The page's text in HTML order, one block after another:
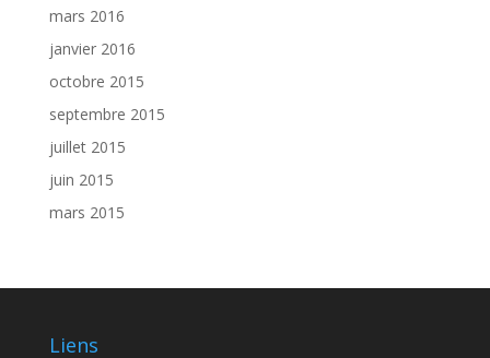
mars 2016
janvier 2016
octobre 2015
septembre 2015
juillet 2015
juin 2015
mars 2015
Liens